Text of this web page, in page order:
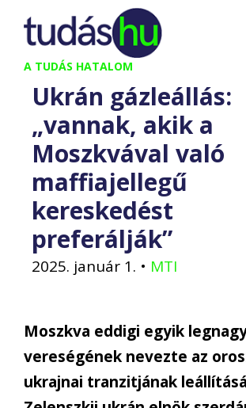
Kilépés
tartalomba
A TUDÁS HATALOM
Ukrán gázleállás:
„vannak, akik a
Moszkvával való
maffiajellegű
kereskedést
preferálják”
2025. január 1. • MTI
Moszkva eddigi egyik
vereségének nevezte az
ukrajnai tranzitjának